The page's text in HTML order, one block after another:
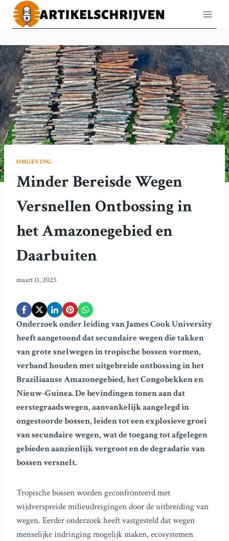
Doorgaan
naar
OMGEVING
Minder Bereisde Wegen
Versnellen Ontbossing in
het Amazonegebied en
Daarbuiten
maart 11, 2025
Onderzoek onder leiding van James Cook University
heeft aangetoond dat secundaire wegen die takken
van grote snelwegen in tropische bossen vormen,
verband houden met uitgebreide ontbossing in het
Braziliaanse Amazonegebied, het Congobekken en
Nieuw-Guinea. De bevindingen tonen aan dat
eerstegraadswegen, aanvankelijk aangelegd in
ongestoorde bossen, leiden tot een explosieve groei
van secundaire wegen, wat de toegang tot afgelegen
gebieden aanzienlijk vergroot en de degradatie van
bossen versnelt.
Tropische bossen worden geconfronteerd met
wijdverspreide milieudreigingen door de uitbreiding van
wegen. Eerder onderzoek heeft vastgesteld dat wegen
menselijke indringing mogelijk maken, ecosystemen